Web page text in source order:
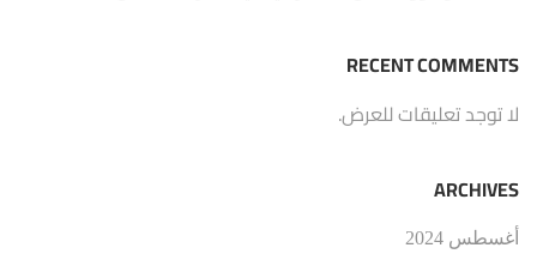
RECENT COMMENTS
لا توجد تعليقات للعرض.
ARCHIVES
أغسطس 2024